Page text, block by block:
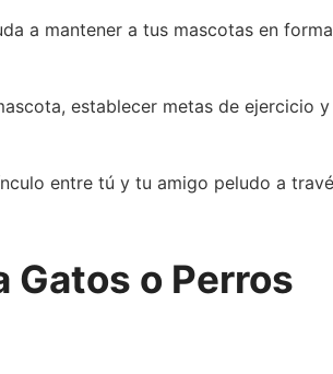
a mantener a tus mascotas en
establecer metas de ejercicio
entre tú y tu amigo peludo a
Gatos o Perros